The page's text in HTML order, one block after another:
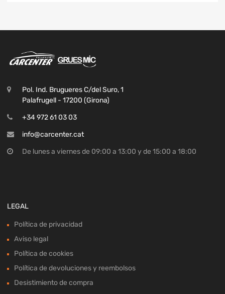
Pol. Ind. Brugueres C/del Suro, 1
Palafrugell - 17200 (Girona)
+34 972 61 03 03
info@carcenter.cat
De lunes a viernes de 09:00 a 13:00 y de 15:00 a 18:00
LEGAL
Política de privacidad
Aviso legal
Política de cookies
Política de devoluciones y reembolsos
Desistimiento de compra